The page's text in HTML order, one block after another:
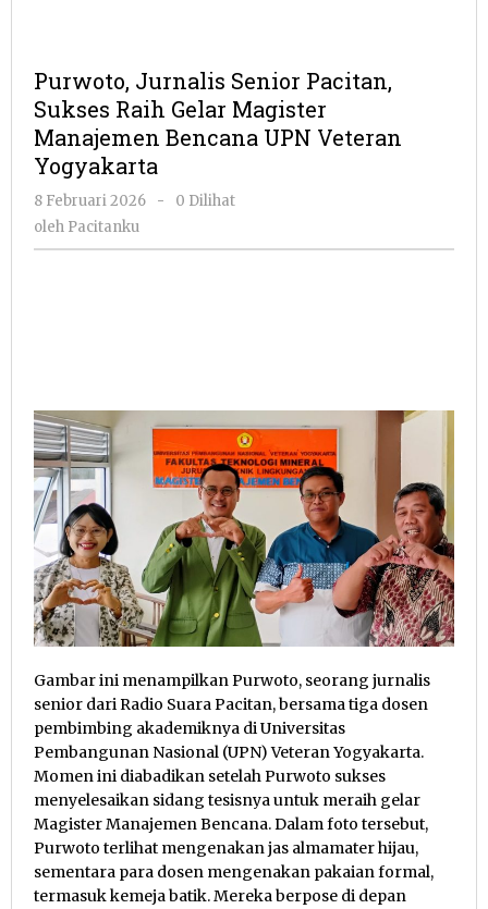
Purwoto, Jurnalis Senior Pacitan,
Sukses Raih Gelar Magister
Manajemen Bencana UPN Veteran
Yogyakarta
8 Februari 2026
oleh
-
0 Dilihat
oleh Pacitanku
Gambar ini menampilkan Purwoto, seorang jurnalis
senior dari Radio Suara Pacitan, bersama tiga dosen
pembimbing akademiknya di Universitas
Pembangunan Nasional (UPN) Veteran Yogyakarta.
Momen ini diabadikan setelah Purwoto sukses
menyelesaikan sidang tesisnya untuk meraih gelar
Magister Manajemen Bencana. Dalam foto tersebut,
Purwoto terlihat mengenakan jas almamater hijau,
sementara para dosen mengenakan pakaian formal,
termasuk kemeja batik. Mereka berpose di depan